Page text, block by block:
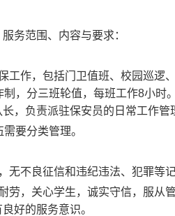
服务范围、内容与要求：
工作，包括门卫值班、校园巡逻
制，分三班轮值，每班工作8小时
，负责派驻保安员的日常工作管
要分类管理。
无不良征信和违纪违法、犯罪等记
劳，关心学生，诚实守信，服从
好的服务意识。